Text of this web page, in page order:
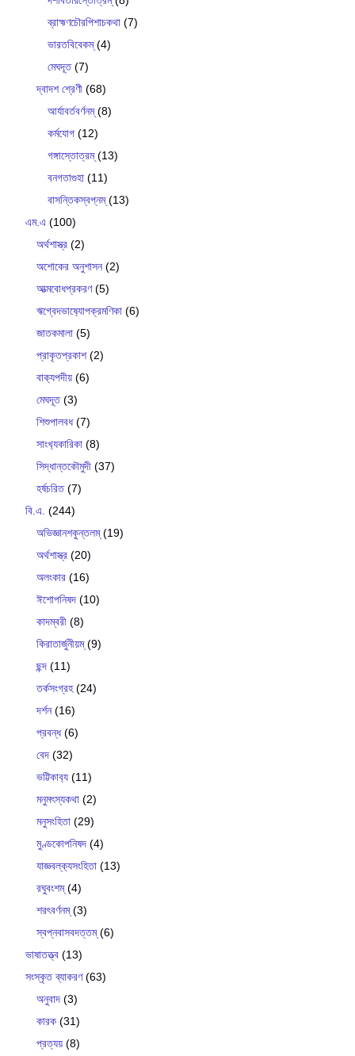
ব্রাহ্মণচৌরপিশাচকথা (7)
ভারতবিবেকম্(4)
মেঘদূত(7)
দ্বাদশ শ্রেণী (68)
আর্যাবর্তবর্ণনম্(8)
কর্মযোগ (12)
গঙ্গাস্তোত্রম্(13)
বনগতাগুহা (11)
বাসন্তিকস্বপ্নম্(13)
এম.এ (100)
অর্থশাস্ত্র (2)
অশোকের অনুশাসন(2)
আত্মবোধপ্রকরণ(5)
ঋগ্বেদভাষ‍্যোপক্রমণিকা (6)
জাতকমালা (5)
প্রাকৃতপ্রকাশ(2)
বাক‍্যপদীয় (6)
মেঘদূত(3)
শিশুপালবধ(7)
সাংখ‍্যকারিকা (8)
সিদ্ধান্তকৌমুদী (37)
হর্ষচরিত(7)
বি.এ. (244)
অভিজ্ঞানশকুন্তলম্(19)
অর্থশাস্ত্র (20)
অলংকার (16)
ঈশোপনিষদ (10)
কাদম্বরী (8)
কিরাতার্জুনীয়ম্(9)
ছন্দ (11)
তর্কসংগ্রহ(24)
দর্শন(16)
প্রবন্ধ(6)
বেদ (32)
ভট্টিকাব‍্য (11)
মনুমৎস্যকথা (2)
মনুসংহিতা (29)
মুণ্ডকোপনিষদ (4)
যাজ্ঞবল্ক‍্যসংহিতা (13)
রঘুবংশম্(4)
শরৎবর্ণনম্(3)
স্বপ্নবাসবদত্তম্(6)
ভাষাতত্ত্ব (13)
সংস্কৃত ব্যাকরণ(63)
অনুবাদ (3)
কারক (31)
প্রত্যয় (8)